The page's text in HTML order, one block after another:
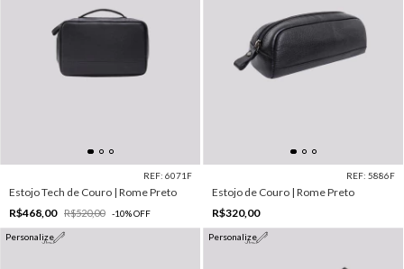
REF: 6071F
Estojo Tech de Couro | Rome Preto
R$468,00
R$520,00 -10%OFF
REF: 5886F
Estojo de Couro | Rome Preto
R$320,00
Personalize Personalize